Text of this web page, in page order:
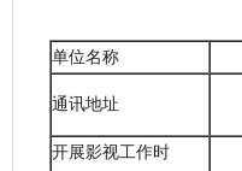
单位名称
通讯地址
开展影视工作时